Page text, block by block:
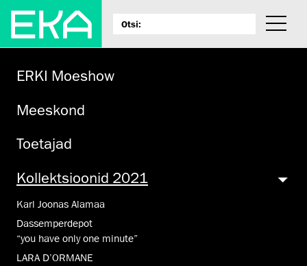
ERKI Moeshow
Meeskond
Toetajad
Kollektsioonid 2021
Karl Joonas Alamaa
Dassemperdepot
“you have only one minute”
LARA D’ORMANE